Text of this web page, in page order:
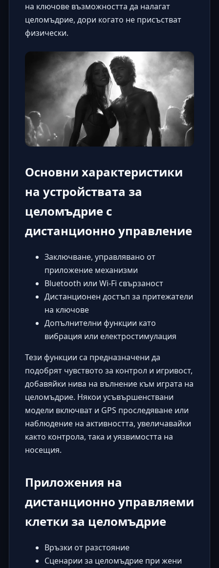
на ключове възможността да налагат
целомъдрие, дори когато не присъстват
физически.
Основни характеристики
на устройствата за
целомъдрие с
дистанционно управление
Заключване, управлявано от
приложение механизми
Bluetooth или Wi-Fi свързаност
Дистанционен достъп за притежатели
на ключове
Допълнителни функции като
вибрация или електростимулация
Тези функции са предназначени да
подобрят чувството за контрол и игривост,
добавяйки нива на вълнение към играта на
целомъдрие. Някои усъвършенствани
модели включват и GPS проследяване или
наблюдение на активността, увеличавайки
както контрола, така и уязвимостта на
носещия.
Приложения на
дистанционно управляеми
клетки за целомъдрие
Връзки от разстояние
Сценарии за целомъдрие при жени